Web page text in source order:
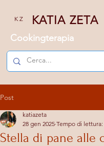
K Z KATIA ZETA
Cookingterapia
Post
Stella di pane alle
katiazeta
28 gen 2025 Tempo di lettura: